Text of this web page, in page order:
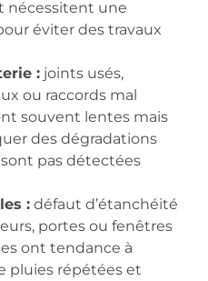
nécessitent une
éviter des travaux
: joints usés,
ou raccords mal
souvent lentes mais
des dégradations
pas détectées
: défaut d’étanchéité
portes ou fenêtres
ont tendance à
pluies répétées et